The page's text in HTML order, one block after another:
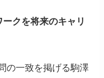
クを将来のキャリ
の一致を掲げる駒澤